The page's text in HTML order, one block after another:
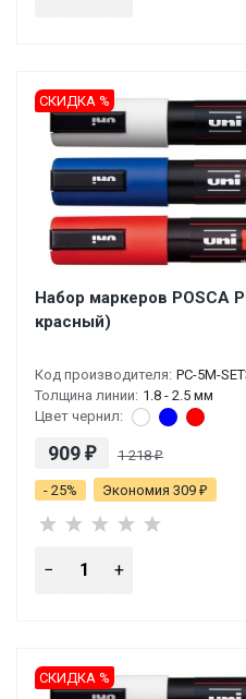
Набор маркеров POSCA
красный)
Код производителя: PC-5M-
Толщина линии: 1.8 - 2.5 мм
Цвет чернил:
909 ₽ 1 218₽
- 25% Экономия 309 ₽
СКИДКА %
СКИДКА %